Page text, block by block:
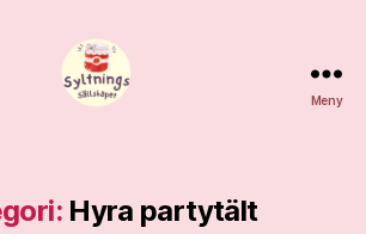
Meny
Hyra partytält